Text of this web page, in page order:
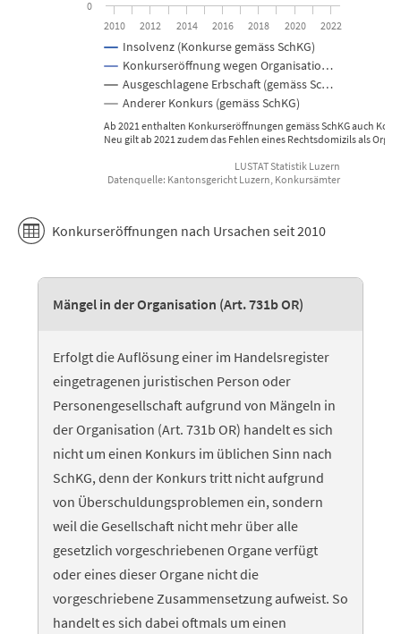
Ab 2021 enthalten
Neu gilt ab 2021 zudem das Fehlen eines Rechtsdomizils als
Insolvenz (Konkurse gemäss SchKG)
Konkurseröffnung wegen Organisatio…
Ausgeschlagene Erbschaft (gemäss Sc…
Anderer Konkurs (gemäss SchKG)
2010 2012 2014 2016 2018 2020 2022
0
LUSTAT Statistik Luzern
Datenquelle: Kantonsgericht Luzern, Konkursämter
Konkurseröffnungen nach Ursachen seit 2010
Mängel in der Organisation (Art. 731b OR)
Erfolgt die Auflösung einer im Handelsregister
eingetragenen juristischen Person oder
Personengesellschaft aufgrund von Mängeln in
der Organisation (Art. 731b OR) handelt es sich
nicht um einen Konkurs im üblichen Sinn nach
SchKG, denn der Konkurs tritt nicht aufgrund
von Überschuldungsproblemen ein, sondern
weil die Gesellschaft nicht mehr über alle
gesetzlich vorgeschriebenen Organe verfügt
oder eines dieser Organe nicht die
vorgeschriebene Zusammensetzung aufweist. So
handelt es sich dabei oftmals um einen